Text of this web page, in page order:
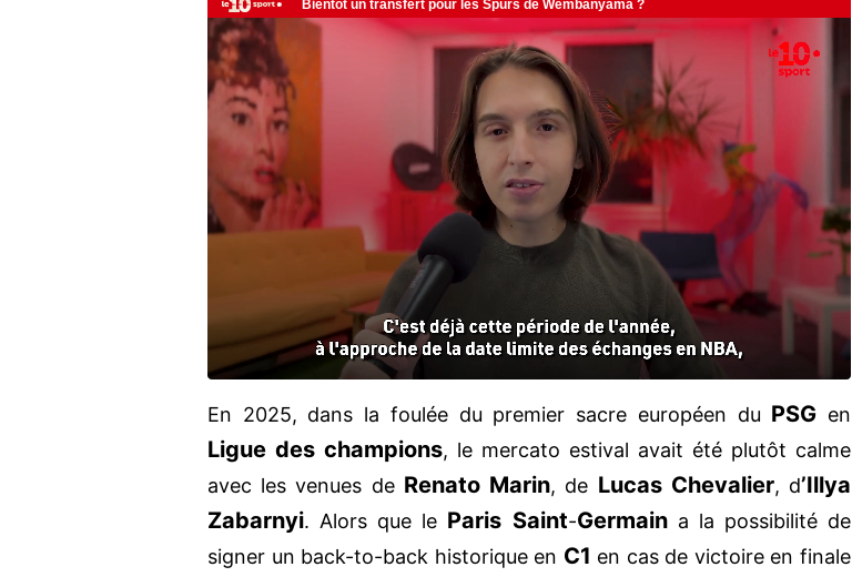
En 2025, dans la foulée du premier sacre européen du PSG en
Ligue des champions, le mercato estival avait été plutôt calme
avec les venues de Renato Marin, de Lucas Chevalier, d’Illya
Zabarnyi. Alors que le Paris Saint-Germain a la possibilité de
signer un back-to-back historique en C1 en cas de victoire en finale